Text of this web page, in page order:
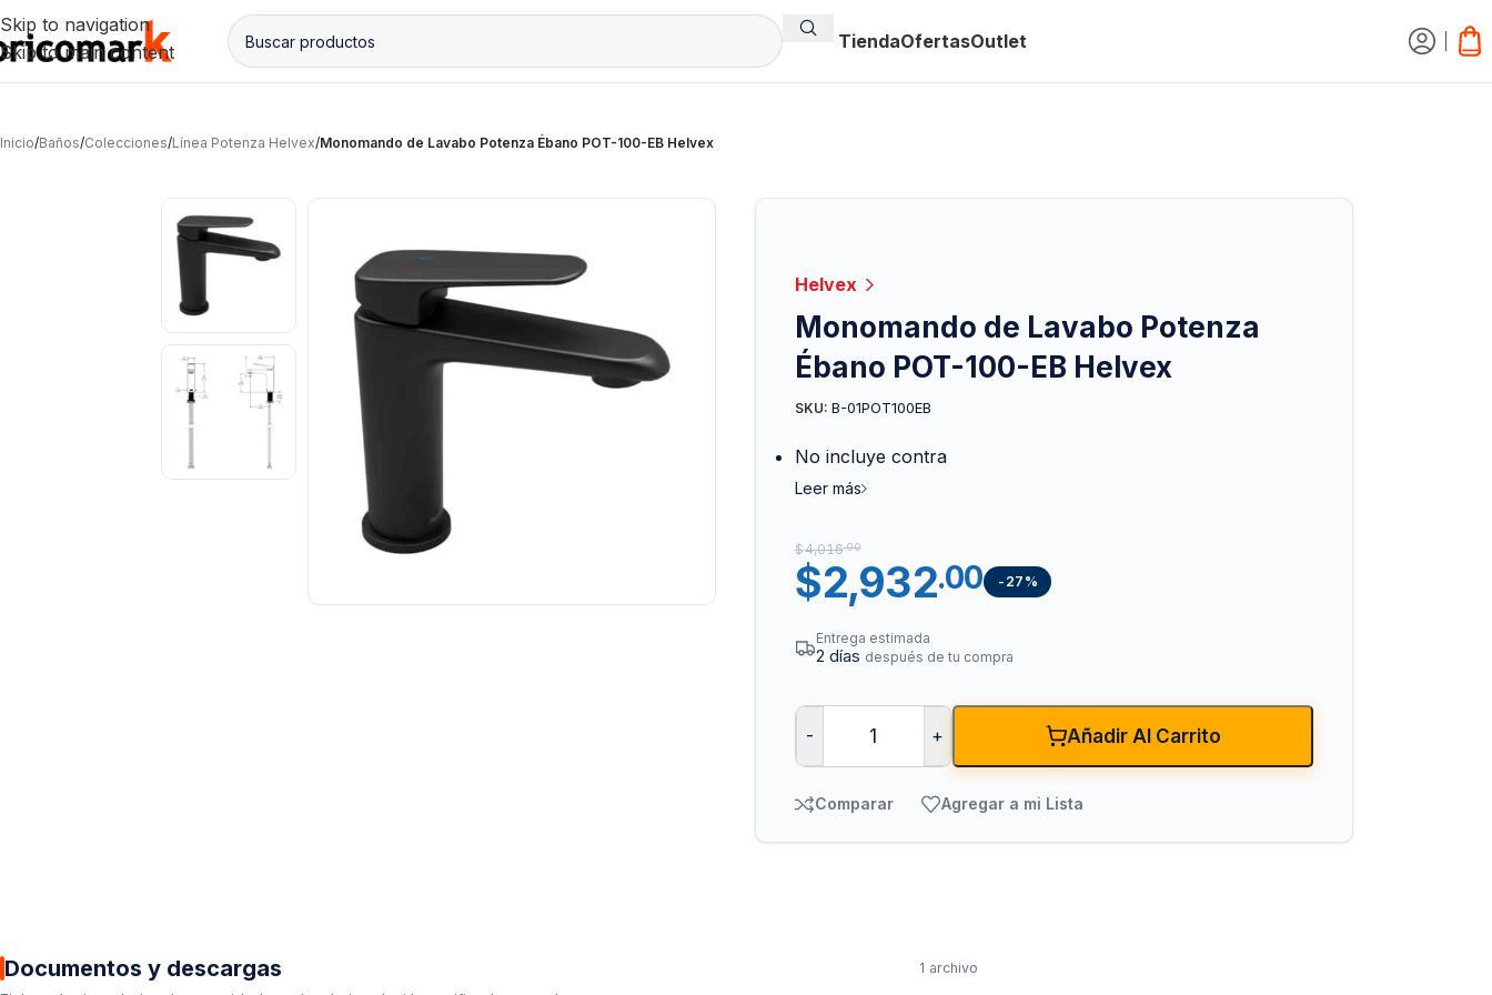
Skip to navigation
Skip to main content
Tienda
Tuberías y Conexiones
Sistemas Contra Incendio
Polipropileno PPR
Bombas para Agua
Hidroneumáticos y Sistemas de
OfertasOutlet
Inicio/Baños/Colecciones/Línea Potenza Helvex/Monomando de Lavabo Potenza Ébano POT-100-EB Helvex
Helvex
Monomando de Lavabo Potenza
Ébano POT-100-EB Helvex
SKU: B-01POT100EB
No incluye contra
Leer más
$4,016.00
$2,932.00 -27%
Entrega estimada
2 días después de tu compra
- + Añadir Al Carrito
Comparar Agregar a mi Lista
Documentos y descargas 1 archivo